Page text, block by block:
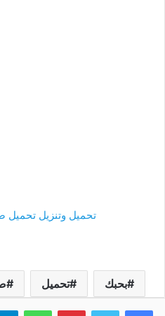
تحميل وتنزيل تحميل
بحبك تحميل
فيسبوك تويتر بينتيريست